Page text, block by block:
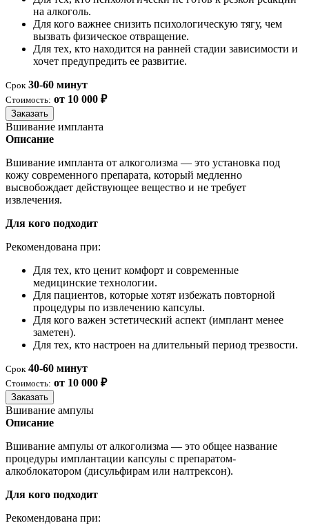
на алкоголь.
Для кого важнее снизить психологическую тягу, чем
вызвать физическое отвращение.
Для тех, кто находится на ранней стадии зависимости и
хочет предупредить ее развитие.
Срок 30-60 минут
Стоимость: от 10 000 ₽
Заказать
Вшивание импланта
Описание
Вшивание импланта от алкоголизма — это установка под
кожу современного препарата, который медленно
высвобождает действующее вещество и не требует
извлечения.
Для кого подходит
Рекомендована при:
Для тех, кто ценит комфорт и современные
медицинские технологии.
Для пациентов, которые хотят избежать повторной
процедуры по извлечению капсулы.
Для кого важен эстетический аспект (имплант менее
заметен).
Для тех, кто настроен на длительный период трезвости.
Срок 40-60 минут
Стоимость: от 10 000 ₽
Заказать
Вшивание ампулы
Описание
Вшивание ампулы от алкоголизма — это общее название
процедуры имплантации капсулы с препаратом-
алкоблокатором (дисульфирам или налтрексон).
Для кого подходит
Рекомендована при: